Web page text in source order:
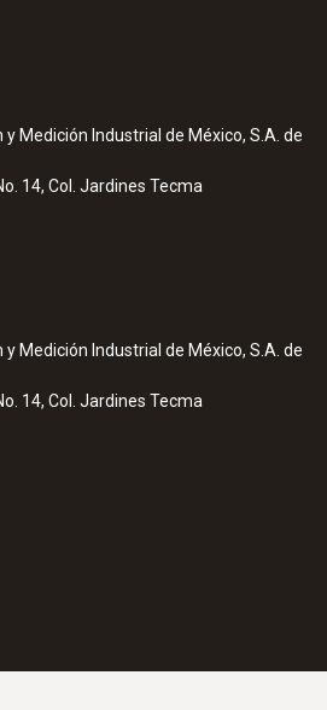
Medición Industrial de México, S.A. de
14, Col. Jardines Tecma
Medición Industrial de México, S.A. de
14, Col. Jardines Tecma